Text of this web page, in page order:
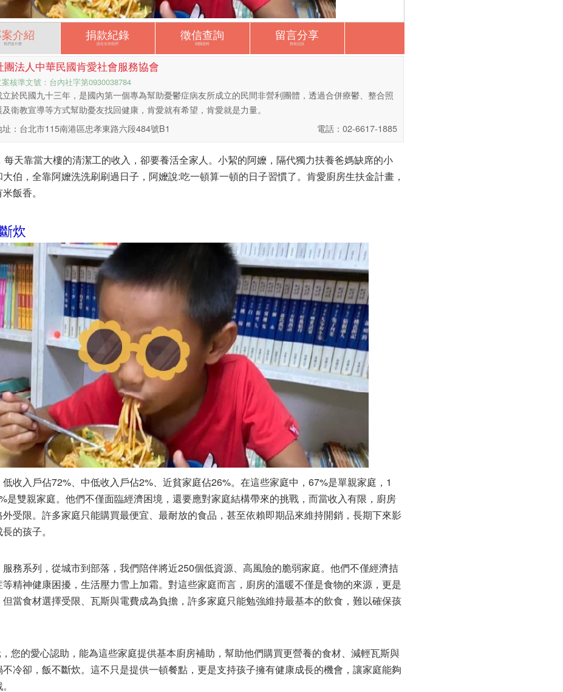
介紹
我們是什麼
捐款紀錄
誰在支持我們
徵信查詢
相關資料
留言分享
我有話說
團法人中華民國肯愛社會服務協會
案核準文號：台內社字第0930038784
立於民國九十三年，是國內第一個專為幫助憂鬱症病友所成立的民間非營利團體，透過合併療鬱、整合照
及衛教宣導等方式幫助憂友找回健康，肯愛就有希望，肯愛就是力量。
址：台北市115南港區忠孝東路六段484號B1
電話：02-6617-1885
天靠當大樓的清潔工的收入，卻要養活全家人。小絜的阿嬤，隔代獨力扶養爸媽缺席的小
伯，全靠阿嬤洗洗刷刷過日子，阿嬤說:吃一頓算一頓的日子習慣了。肯愛廚房生扶金計畫，
飯香。
炊
收入戶佔72%、中低收入戶佔2%、近貧家庭佔26%。在這些家庭中，67%是單親家庭，1
是雙親家庭。他們不僅面臨經濟困境，還要應對家庭結構帶來的挑戰，而當收入有限，廚房
受限。許多家庭只能購買最便宜、最耐放的食品，甚至依賴即期品來維持開銷，長期下來影
的孩子。
務系列，從城市到部落，我們陪伴將近250個低資源、高風險的脆弱家庭。他們不僅經濟拮
精神健康困擾，生活壓力雪上加霜。對這些家庭而言，廚房的溫暖不僅是食物的來源，更是
當食材選擇受限、瓦斯與電費成為負擔，許多家庭只能勉強維持最基本的飲食，難以確保孩
您的愛心認助，能為這些家庭提供基本廚房補助，幫助他們購買更營養的食材、減輕瓦斯與
冷卻，飯不斷炊。這不只是提供一頓餐點，更是支持孩子擁有健康成長的機會，讓家庭能夠